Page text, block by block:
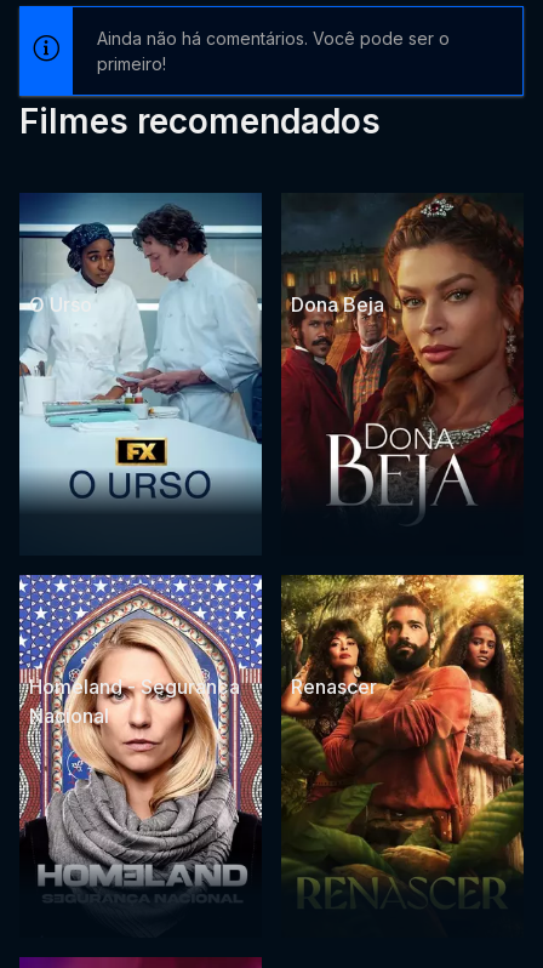
Ainda não há comentários. Você pode ser o
primeiro!
Filmes recomendados
O Urso Dona Beja
Homeland - Segurança
Nacional
Renascer